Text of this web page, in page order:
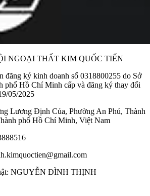
NGOẠI THẤT KIM QUỐC TIẾN
đăng ký kinh doanh số 0318800255 do Sở
phố Hồ Chí Minh cấp và đăng ký thay đổi
05/2025
Lương Định Của, Phường An Phú, Thành
phố Hồ Chí Minh, Việt Nam
NGUYỄN ĐÌNH THỊNH